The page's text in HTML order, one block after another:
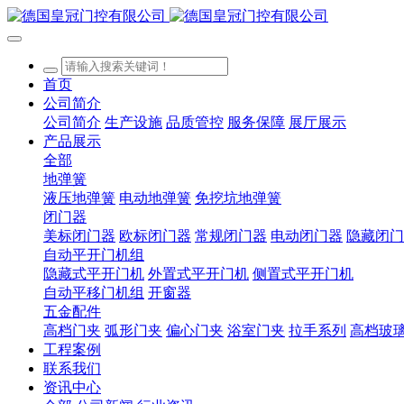
首页
公司简介
公司简介 生产设施 品质管控 服务保障 展厅展示
产品展示
全部
地弹簧
液压地弹簧 电动地弹簧 免挖坑地弹簧
闭门器
美标闭门器 欧标闭门器 常规闭门器 电动闭门器 隐藏闭
自动平开门机组
隐藏式平开门机 外置式平开门机 侧置式平开门机
自动平移门机组 开窗器
五金配件
高档门夹 弧形门夹 偏心门夹 浴室门夹 拉手系列 高档玻
工程案例
联系我们
资讯中心